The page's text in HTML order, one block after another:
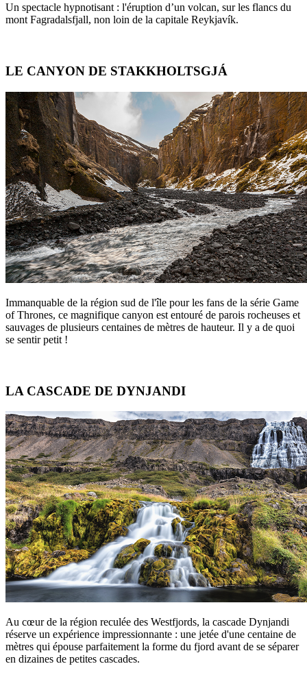
Un spectacle hypnotisant : l'éruption d’un volcan, sur les flancs du
mont Fagradalsfjall, non loin de la capitale Reykjavík.
LE CANYON DE STAKKHOLTSGJÁ
Immanquable de la région sud de l'île pour les fans de la série Game
of Thrones, ce magnifique canyon est entouré de parois rocheuses et
sauvages de plusieurs centaines de mètres de hauteur. Il y a de quoi
se sentir petit !
LA CASCADE DE DYNJANDI
Au cœur de la région reculée des Westfjords, la cascade Dynjandi
réserve un expérience impressionnante : une jetée d'une centaine de
mètres qui épouse parfaitement la forme du fjord avant de se séparer
en dizaines de petites cascades.